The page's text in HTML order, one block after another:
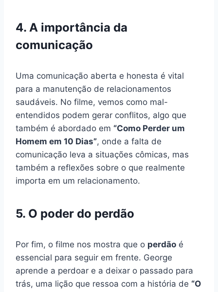
4. A importância da
comunicação
Uma comunicação aberta e honesta é vital
para a manutenção de relacionamentos
saudáveis. No filme, vemos como mal-
entendidos podem gerar conflitos, algo que
também é abordado em “Como Perder um
Homem em 10 Dias”, onde a falta de
comunicação leva a situações cômicas, mas
também a reflexões sobre o que realmente
importa em um relacionamento.
5. O poder do perdão
Por fim, o filme nos mostra que o perdão é
essencial para seguir em frente. George
aprende a perdoar e a deixar o passado para
trás, uma lição que ressoa com a história de “O